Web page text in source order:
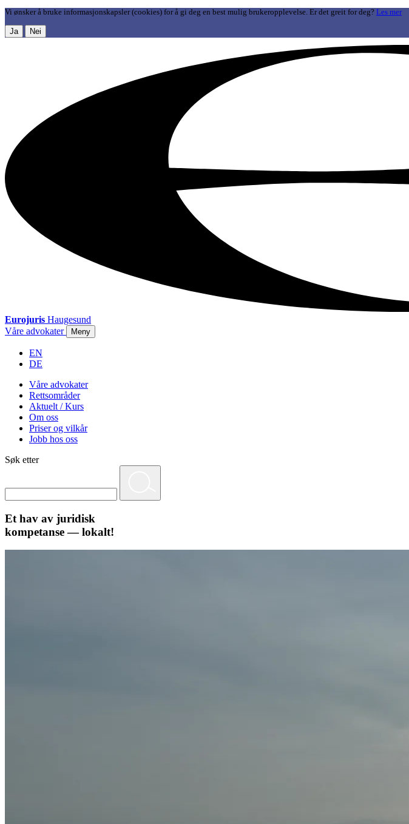
Vi ønsker å bruke informasjonskapsler (cookies) for å gi deg en best mulig brukeropplevelse. Er det greit for deg? Les mer
Ja Nei
Eurojuris Haugesund
Våre advokater
Meny
EN
DE
Våre advokater
Rettsområder
Aktuelt / Kurs
Om oss
Priser og vilkår
Jobb hos oss
Søk etter
Et hav av juridisk
kompetanse — lokalt!